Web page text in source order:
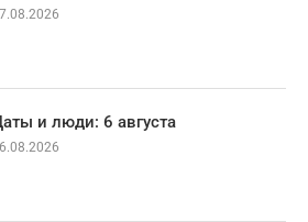
и люди: 6 августа